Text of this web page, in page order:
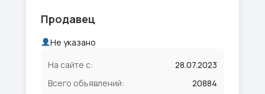
Продавец
Не указано
На сайте с:
28.07.2023
Всего объявлений:
20884